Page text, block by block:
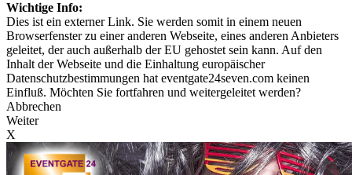
Wichtige Info:
Dies ist ein externer Link. Sie werden somit in einem neuen
Browserfenster zu einer anderen Webseite, eines anderen Anbieters
geleitet, der auch außerhalb der EU gehostet sein kann. Auf den
Inhalt der Webseite und die Einhaltung europäischer
Datenschutzbestimmungen hat eventgate24seven.com keinen
Einfluß. Möchten Sie fortfahren und weitergeleitet werden?
Abbrechen
Weiter
X